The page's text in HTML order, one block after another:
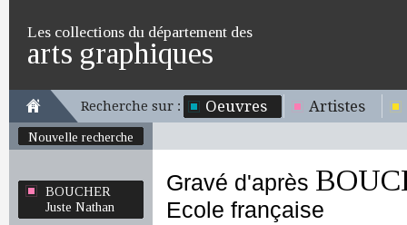
Les collections du département des
arts graphiques
Recherche sur : Oeuvres Artistes
Nouvelle recherche
BOUCHER
Juste Nathan
Gravé d'après
Ecole française